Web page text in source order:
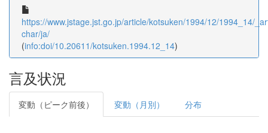
https://www.jstage.jst.go.jp/article/kotsuken/1994/12/1994_14/
char/ja/
(info:doi/10.20611/kotsuken.1994.12_14)
言及状況
変動（ピーク前後） 変動（月別） 分布